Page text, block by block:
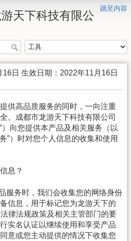
跳至内容
天下科技有限公
日 生效日期：2022年11月16日
供高品质服务的同时，一向注重
。成都市龙游天下科技有限公司
”）向您提供本产品及相关服务（以
”）时对您个人信息的收集和使用
息？
服务时，我们会收集您的网络身份
信息，用于标记您为龙游天下的
律法规政策及相关主管部门的要
实名认证以继续使用和享受产品
意或您主动提供的情况下收集您